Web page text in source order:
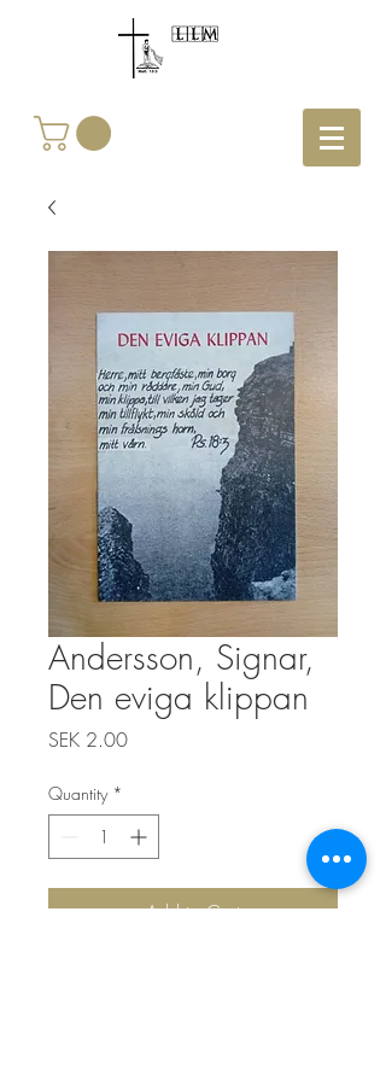
Andersson, Signar,
Den eviga klippan
SEK 2.00Price
Quantity *
Add to Cart